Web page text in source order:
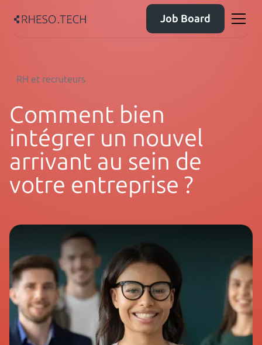
Job Board
RH et recruteurs
Comment bien
intégrer un nouvel
arrivant au sein de
votre entreprise ?